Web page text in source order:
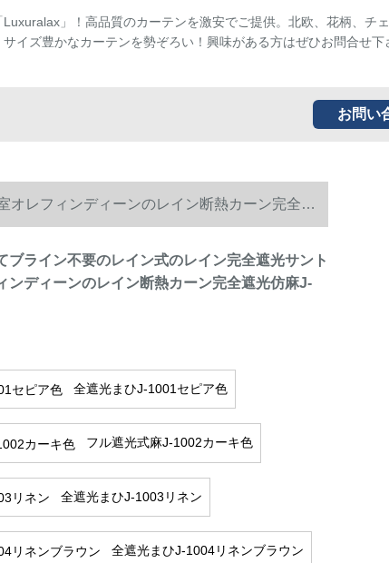
Luxuralax」！高品質のカーテンを激安でご提供。北欧、花柄、チ
サイズ豊かなカーテンを勢ぞろい！興味がある方はぜひお問合せ下
お問い
オレフィンディーンのレイン断熱カーン完全遮
ブライン不要のレイン式のレイン完全遮光サント
ンディーンのレイン断熱カーン完全遮光仿麻J-
全遮光まひJ-1001セピア色
フル遮光式麻J-1002カーキ色
全遮光まひJ-1003リネン
全遮光まひJ-1004リネンブラウン